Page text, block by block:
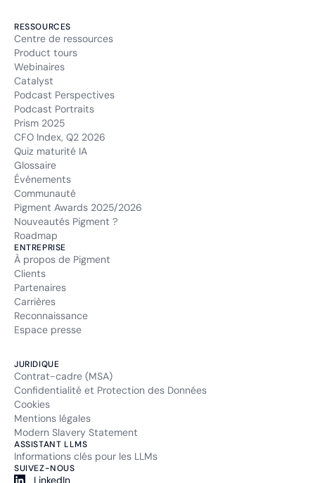
RESSOURCES
Centre de ressources
Product tours
Webinaires
Catalyst
Podcast Perspectives
Podcast Portraits
Prism 2025
CFO Index, Q2 2026
Quiz maturité IA
Glossaire
Événements
Communauté
Pigment Awards 2025/2026
Nouveautés Pigment ?
Roadmap
ENTREPRISE
À propos de Pigment
Clients
Partenaires
Carrières
Reconnaissance
Espace presse
JURIDIQUE
Contrat-cadre (MSA)
Confidentialité et Protection des Données
Cookies
Mentions légales
Modern Slavery Statement
ASSISTANT LLMS
Informations clés pour les LLMs
SUIVEZ-NOUS
LinkedIn